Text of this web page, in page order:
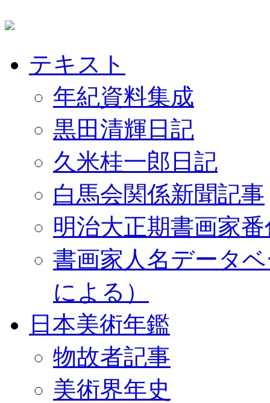
テキスト
年紀資料集成
黒田清輝日記
久米桂一郎日記
白馬会関係新聞記事
明治大正期書画家
書画家人名データ
による）
日本美術年鑑
物故者記事
美術界年史